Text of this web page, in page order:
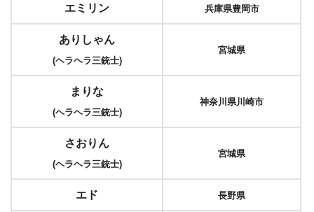
エミリン 兵庫県豊岡市
ありしゃん
(ヘラヘラ三銃士)
宮城県
まりな
(ヘラヘラ三銃士)
神奈川県川崎市
さおりん
(ヘラヘラ三銃士)
宮城県
エド 長野県